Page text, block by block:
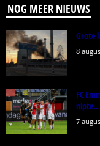
NOG MEER NIEUWS
Grote
8
FC
nipte...
7